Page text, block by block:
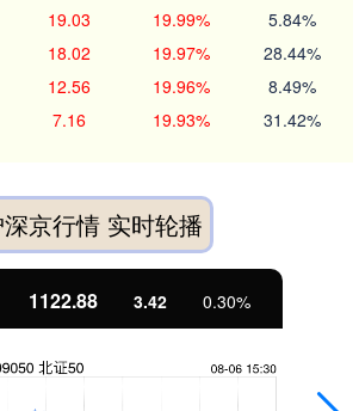
19.03 19.99% 5.84%
18.02 19.97% 28.44%
12.56 19.96% 8.49%
7.16 19.93% 31.42%
京行情 实时轮播
1122.88 3.42 0.30%